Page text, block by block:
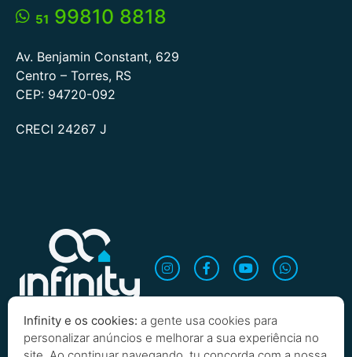
51 99810 8818
Av. Benjamin Constant, 629
Centro – Torres, RS
CEP: 94720-092
CRECI 24267 J
Infinity e os cookies: a gente usa cookies para
personalizar anúncios e melhorar a sua experiência no